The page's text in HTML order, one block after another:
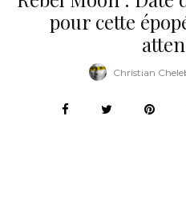
pour cette
Christian